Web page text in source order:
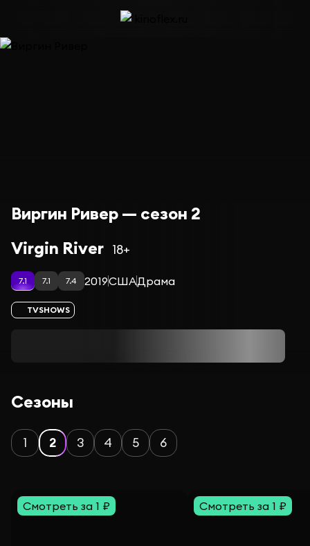
Виргин Ривер — сезон 2
Virgin River 18+
7.1 7.1 7.4 2019СШАДрама
TVSHOWS
Сезоны
1 2 3 4 5 6
Смотреть за 1 ₽ Смотреть за 1 ₽